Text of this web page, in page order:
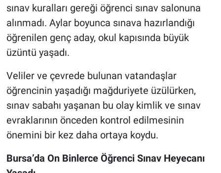
sınav kuralları gereği öğrenci sınav salonuna
alınmadı. Aylar boyunca sınava hazırlandığı
öğrenilen genç aday, okul kapısında büyük
üzüntü yaşadı.
Veliler ve çevrede bulunan vatandaşlar
öğrencinin yaşadığı mağduriyete üzülürken,
sınav sabahı yaşanan bu olay kimlik ve sınav
evraklarının önceden kontrol edilmesinin
önemini bir kez daha ortaya koydu.
Bursa’da On Binlerce Öğrenci Sınav Heyecanı